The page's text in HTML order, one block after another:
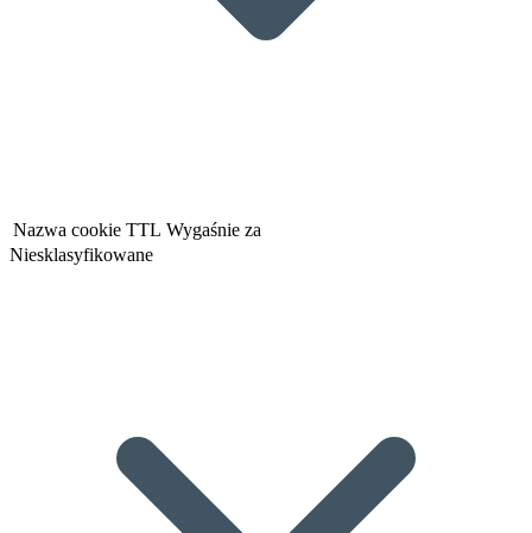
Nazwa cookie TTL Wygaśnie za
Niesklasyfikowane